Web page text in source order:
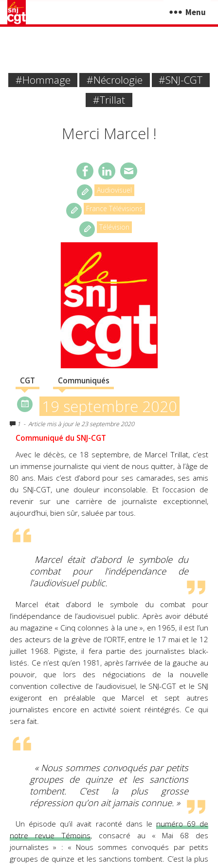
Menu
#hommage #Nécrologie
#SNJ-CGT
#Trillat
Merci Marcel !
Audiovisuel
France Télévisions
Télévision
CGT Communiqués
19 septembre 2020
1 - Article mis à jour le 23 septembre 2020
Communiqué du SNJ-CGT
Avec le décès, ce 18 septembre, de Marcel Trillat, c’est
un immense journaliste qui vient de nous quitter, à l’âge de
80 ans. Mais c’est d’abord pour ses camarades, ses amis
du SNJ-CGT, une douleur inconsolable. Et l’occasion de
revenir sur une carrière de journaliste exceptionnel,
aujourd’hui, bien sûr, saluée par tous.
Marcel était d’abord le symbole du
combat pour l’indépendance de
l’audiovisuel public.
Marcel était d’abord le symbole du combat pour
l’indépendance de l’audiovisuel public. Après avoir débuté
au magazine « Cinq colonnes à la une », en 1965, il est l’un
des acteurs de la grève de l’ORTF, entre le 17 mai et le 12
juillet 1968. Pigiste, il fera partie des journalistes black-
listés. Ce n’est qu’en 1981, après l’arrivée de la gauche au
pouvoir, que lors des négociations de la nouvelle
convention collective de l’audiovisuel, le SNJ-CGT et le SNJ
exigeront en préalable que Marcel et sept autres
journalistes encore en activité soient réintégrés. Ce qui
sera fait.
« Nous sommes convoqués par petits
groupes de quinze et les sanctions
tombent. C’est la plus grosse
répression qu’on ait jamais connue. »
Un épisode qu’il avait raconté dans le numéro 69 de
notre revueTémoins, consacré au « Mai 68 des
journalistes » : « Nous sommes convoqués par petits
groupes de quinze et les sanctions tombent. C’est la plus